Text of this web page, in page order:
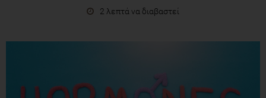
2 λεπτά να διαβαστεί